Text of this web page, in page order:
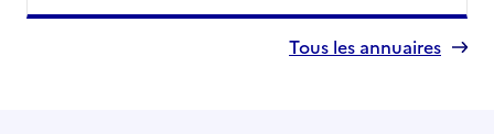
Tous les annuaires